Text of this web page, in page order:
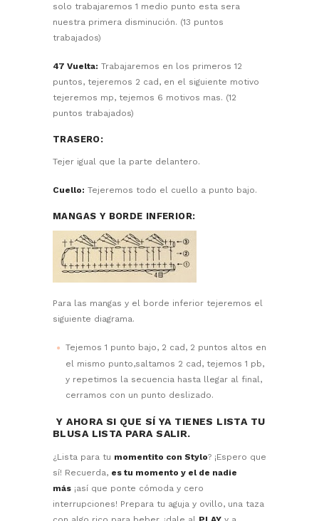
solo trabajaremos 1 medio punto esta sera
nuestra primera disminución. (13 puntos
trabajados)
47 Vuelta: Trabajaremos en los primeros 12
puntos, tejeremos 2 cad, en el siguiente motivo
tejeremos mp, tejemos 6 motivos mas. (12
puntos trabajados)
TRASERO:
Tejer igual que la parte delantero.
Cuello: Tejeremos todo el cuello a punto bajo.
MANGAS Y BORDE INFERIOR:
Para las mangas y el borde inferior tejeremos el
siguiente diagrama.
Tejemos 1 punto bajo, 2 cad, 2 puntos altos en
el mismo punto,saltamos 2 cad, tejemos 1 pb,
y repetimos la secuencia hasta llegar al final,
cerramos con un punto deslizado.
Y AHORA SI QUE SÍ YA TIENES LISTA TU
BLUSA LISTA PARA SALIR.
¿Lista para tu momentito con Stylo? ¡Espero que
sí! Recuerda, es tu momento y el de nadie
más ¡así que ponte cómoda y cero
interrupciones! Prepara tu aguja y ovillo, una taza